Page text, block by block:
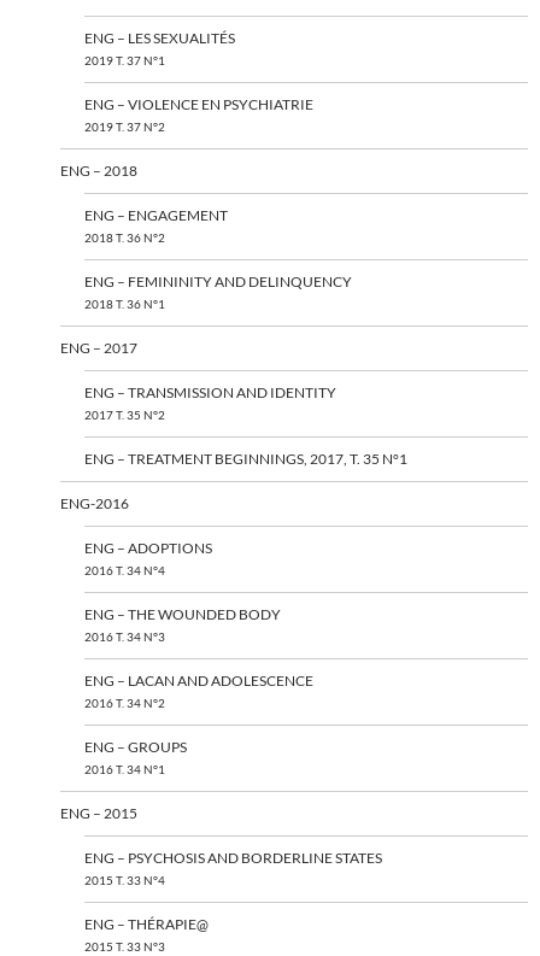
ENG – LES SEXUALITÉS
2019 T. 37 N°1
ENG – VIOLENCE EN PSYCHIATRIE
2019 T. 37 N°2
ENG – 2018
ENG – ENGAGEMENT
2018 T. 36 N°2
ENG – FEMININITY AND DELINQUENCY
2018 T. 36 N°1
ENG – 2017
ENG – TRANSMISSION AND IDENTITY
2017 T. 35 N°2
ENG – TREATMENT BEGINNINGS, 2017, T. 35 N°1
ENG-2016
ENG – ADOPTIONS
2016 T. 34 N°4
ENG – THE WOUNDED BODY
2016 T. 34 N°3
ENG – LACAN AND ADOLESCENCE
2016 T. 34 N°2
ENG – GROUPS
2016 T. 34 N°1
ENG – 2015
ENG – PSYCHOSIS AND BORDERLINE STATES
2015 T. 33 N°4
ENG – THÉRAPIE@
2015 T. 33 N°3